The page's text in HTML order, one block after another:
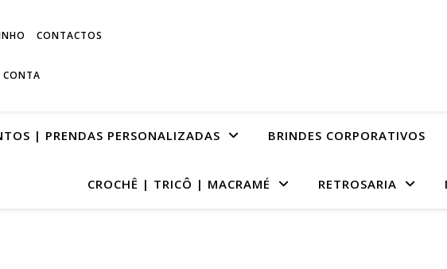
CONTACTOS
| PRENDAS PERSONALIZADAS BRINDES CORPORATIVOS
CROCHÊ | TRICÔ | MACRAMÉ RETROSARIA